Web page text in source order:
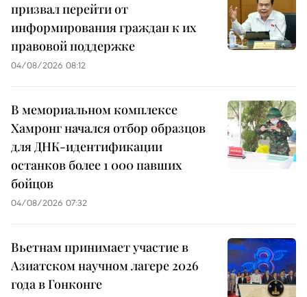
призвал перейти от
информирования граждан к их
правовой поддержке
04/08/2026 08:12
В мемориальном комплексе
Хамронг начался отбор образцов
для ДНК-идентификации
останков более 1 000 павших
бойцов
04/08/2026 07:32
Вьетнам принимает участие в
Азиатском научном лагере 2026
года в Гонконге